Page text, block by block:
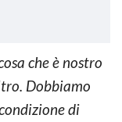
che è nostro
Dobbiamo
di